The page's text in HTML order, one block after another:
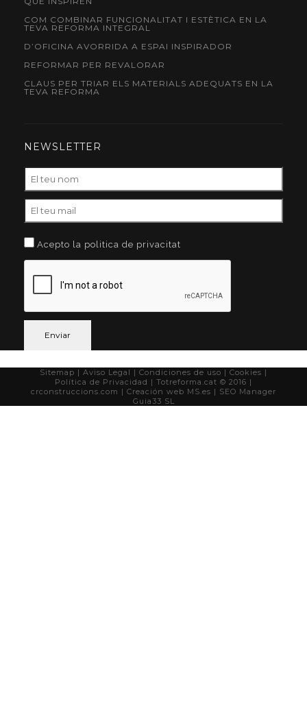
COM COMBINAR FUNCIONALITAT I ESTÈTICA EN LA
TEVA REFORMA INTEGRAL
D’OFICINA AVORRIDA A ESPAI INSPIRADOR
REFORMAR PER REVALORAR
CLAUS PER TRIAR ELS MATERIALS ADEQUATS EN LA
TEVA REFORMA
NEWSLETTER
Acepto la politica de privacitat
Sitemap | Aviso Legal | Condiciones de uso | Cookies |
Política de Privacidad | Totreforma.cat © 2016 |
crconstruccions.com | Creación web MS.es | SEO Manager
Guia33 SL